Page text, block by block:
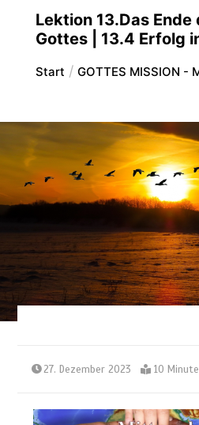
Lektion 13.Das Ende
Gottes | 13.4 Erfolg
Start GOTTES MISSION -
27. Dezember 2023 10